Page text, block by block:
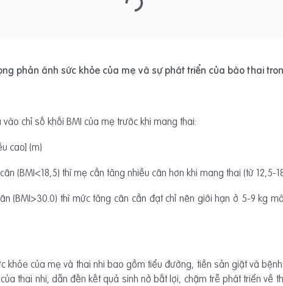
phản ánh sức khỏe của mẹ và sự phát triển của bào thai
chỉ số khối BMI của mẹ trước khi mang thai:
cao] (m)
(BMI<18,5) thì mẹ cần tăng nhiều cân hơn khi mang thai (từ 12,5-
(BMI>30.0) thì mức tăng cân cần đạt chỉ nên giới hạn ở 5-9 kg
khỏe của mẹ và thai nhi bao gồm tiểu đường, tiền sản giật và
thai nhi, dẫn đến kết quả sinh nở bất lợi, chậm trễ phát triển về